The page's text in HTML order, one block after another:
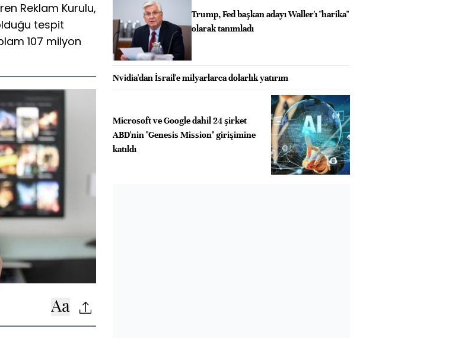
Reklam Kurulu,
tespit
107 milyon
Trump, Fed başkan adayı Waller'ı "harika"
olarak tanımladı
Nvidia'dan İsrail'e milyarlarca dolarlık yatırım
Microsoft ve Google dahil 24 şirket
ABD'nin "Genesis Mission" girişimine
katıldı